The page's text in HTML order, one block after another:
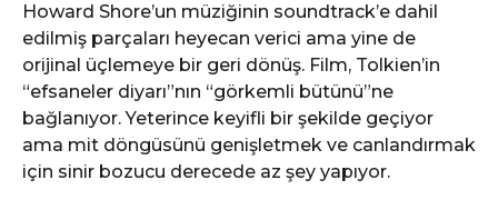
Howard Shore’un müziğinin soundtrack’e dahil
edilmiş parçaları heyecan verici ama yine de
orijinal üçlemeye bir geri dönüş. Film, Tolkien’in
“efsaneler diyarı”nın “görkemli bütünü”ne
bağlanıyor. Yeterince keyifli bir şekilde geçiyor
ama mit döngüsünü genişletmek ve canlandırmak
için sinir bozucu derecede az şey yapıyor.